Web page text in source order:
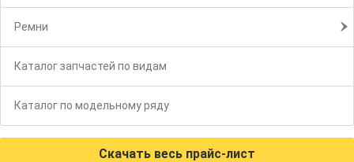
Ремни
Каталог запчастей по видам
Каталог по модельному ряду
Скачать весь прайс-лист